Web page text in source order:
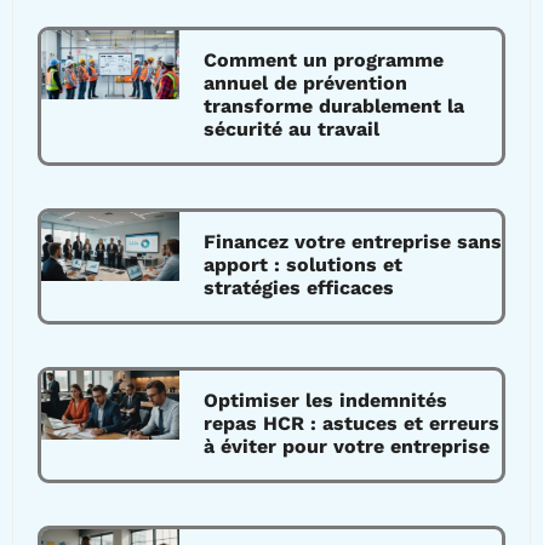
Comment un programme
annuel de prévention
transforme durablement la
sécurité au travail
Financez votre entreprise sans
apport : solutions et
stratégies efficaces
Optimiser les indemnités
repas HCR : astuces et erreurs
à éviter pour votre entreprise